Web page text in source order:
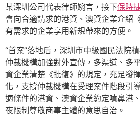
某深圳公司代表律師婉言，接下保時
會向合適請求的港資、澳資企業介紹
有需求的企業享用新規帶來的方便。
“首案”落地后，深圳市中級國民法院
仲裁機構加強對外宣傳，多渠道、多
資企業清楚《批復》的規定，充足發
化，支撐仲裁機構在受理案件階段引
適條件的港資、澳資企業約定噴鼻港
夜限制尊敬商事主體的意思自治。